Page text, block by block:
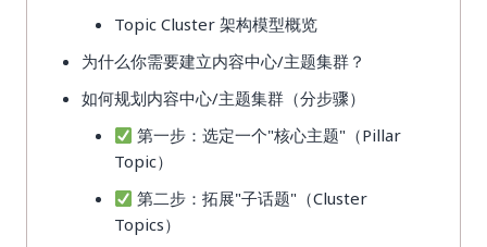
Topic Cluster 架构模型概览
为什么你需要建立内容中心/主题集群？
如何规划内容中心/主题集群（分步骤）
第一步：选定一个"核心主题"（Pillar
Topic）
第二步：拓展"子话题"（Cluster
Topics）